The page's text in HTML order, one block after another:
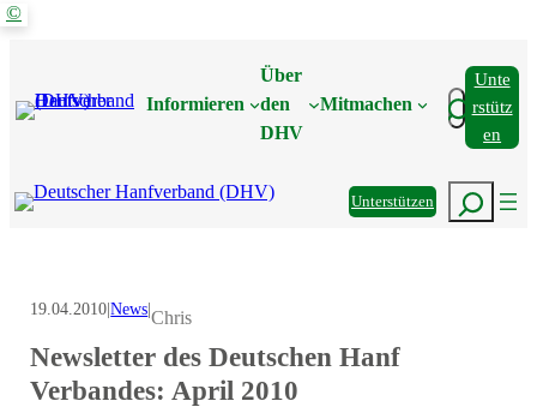
Zum
Informieren
Über
den
DHV
Mitmachen Suchen
Unte
Rstütz
En
UnterstützenSuchen
©
19.04.2010|News|Chris
Newsletter des Deutschen Hanf
Verbandes: April 2010